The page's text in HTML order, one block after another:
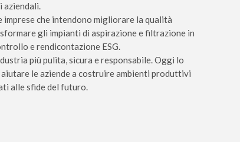
aziendali.
che intendono migliorare la qualità
gli impianti di aspirazione e filtrazione in
e rendicontazione ESG.
più pulita, sicura e responsabile. Oggi lo
le aziende a costruire ambienti produttivi
alle sfide del futuro.